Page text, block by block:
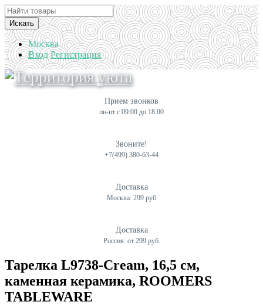
Искать
Москва
Вход Регистрация
Прием звонков
пн-пт с 09:00 до 18:00
Звоните!
+7(499) 380-63-44
Доставка
Москва: 299 руб
Доставка
Россия: от 299 руб.
Тарелка L9738-Cream, 16,5 см,
каменная керамика, ROOMERS
TABLEWARE